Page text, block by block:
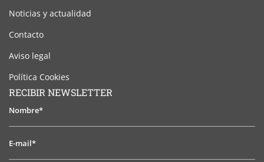
Noticias y actualidad
Contacto
Aviso legal
Política Cookies
RECIBIR NEWSLETTER
Nombre*
E-